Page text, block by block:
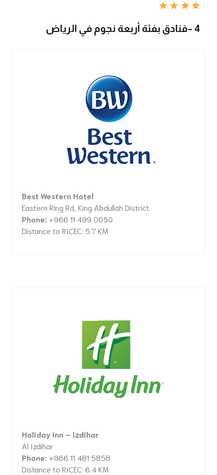
4 –فنادق بفئة أربعة نجوم في الرياض
Best Western Hotel
Eastern Ring Rd, King Abdullah District
Phone: +966 11 499 0050
Distance to RICEC: 5.7 KM
Holiday Inn – Izdihar
Al Izdihar
Phone: +966 11 481 5858
Distance to RICEC: 6.4 KM